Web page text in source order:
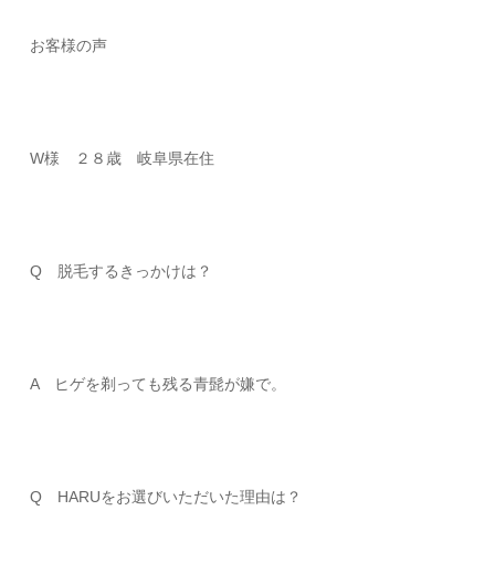
お客様の声
W様 ２８歳 岐阜県在住
Q 脱毛するきっかけは？
A ヒゲを剃っても残る青髭が嫌で。
Q HARUをお選びいただいた理由は？